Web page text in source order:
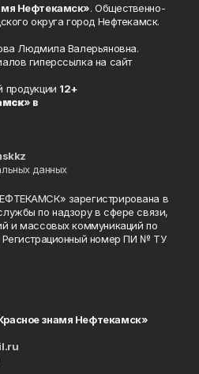
Нефтекамск». Общественно-
округа город Нефтекамск.
Людмила Валерьяновна.
гиперссылка на сайт
продукции 12+
» в
данных
зарегистрирована в
по надзору в сфере связи,
и массовых коммуникаций по
Регистрационный номер ПИ № ТУ
знамя Нефтекамск»